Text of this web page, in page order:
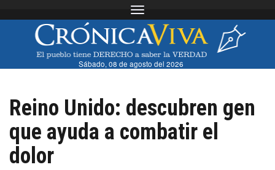
Toggle navigation
Sábado, 08 de agosto del 2026
Reino Unido: descubren gen
que ayuda a combatir el
dolor